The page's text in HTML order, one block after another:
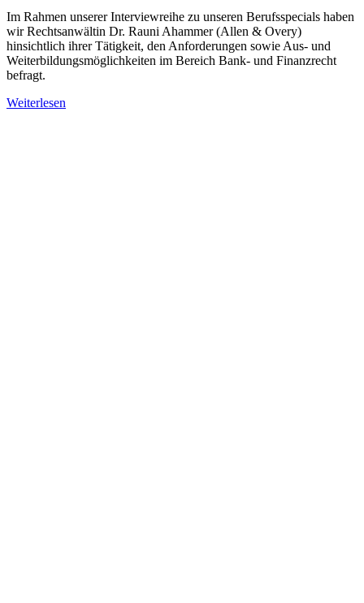
Im Rahmen unserer Interviewreihe zu unseren Berufsspecials haben
wir Rechtsanwältin Dr. Rauni Ahammer (Allen & Overy)
hinsichtlich ihrer Tätigkeit, den Anforderungen sowie Aus- und
Weiterbildungsmöglichkeiten im Bereich Bank- und Finanzrecht
befragt.
Weiterlesen